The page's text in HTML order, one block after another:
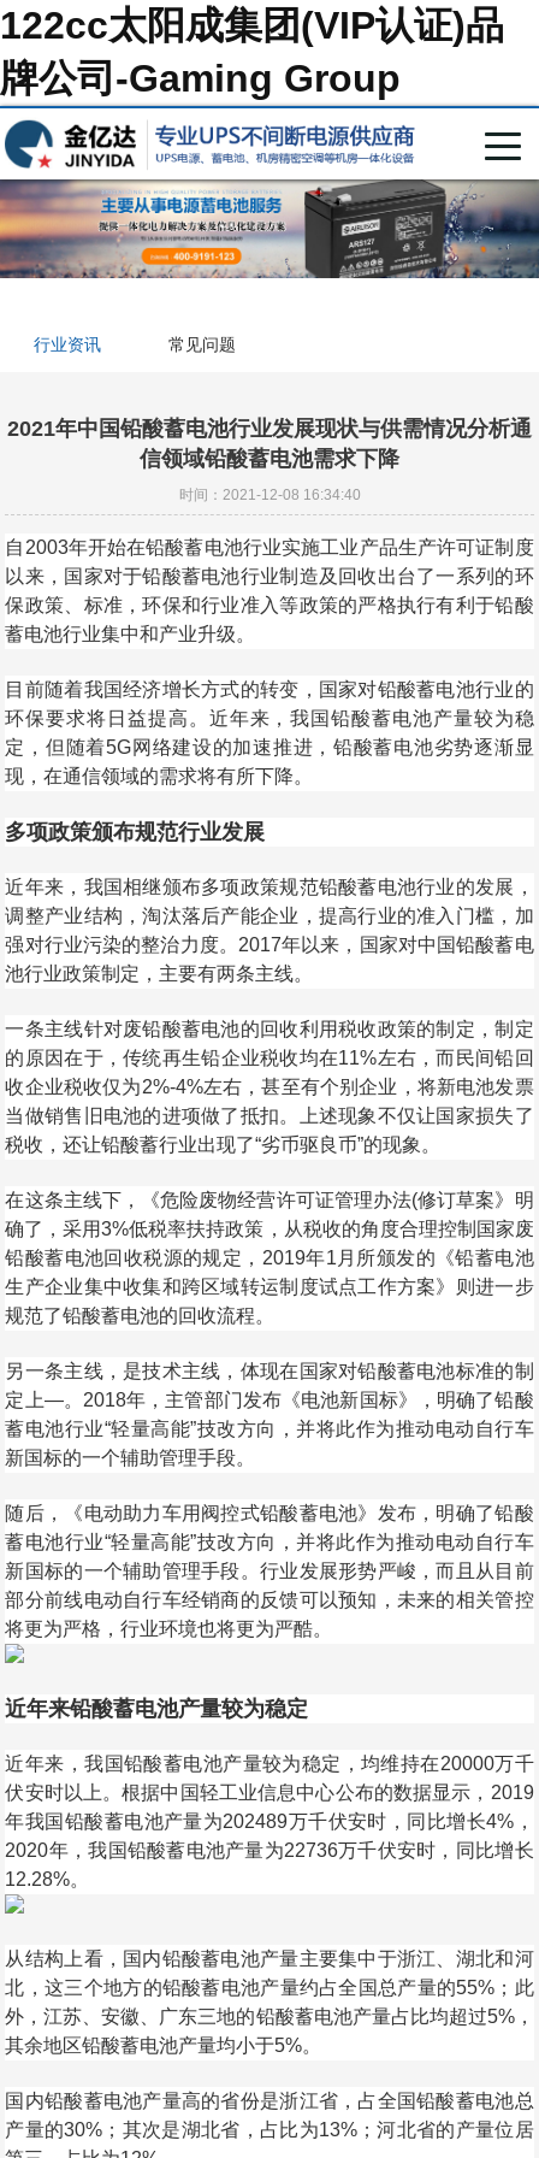
122cc太阳成集团(VIP认证)品
牌公司-Gaming Group
行业资讯 常见问题
2021年中国铅酸蓄电池行业发展现状与供需情况分析通
信领域铅酸蓄电池需求下降
时间：2021-12-08 16:34:40
自2003年开始在铅酸蓄电池行业实施工业产品生产许可证制度
以来，国家对于铅酸蓄电池行业制造及回收出台了一系列的环
保政策、标准，环保和行业准入等政策的严格执行有利于铅酸
蓄电池行业集中和产业升级。
目前随着我国经济增长方式的转变，国家对铅酸蓄电池行业的
环保要求将日益提高。近年来，我国铅酸蓄电池产量较为稳
定，但随着5G网络建设的加速推进，铅酸蓄电池劣势逐渐显
现，在通信领域的需求将有所下降。
多项政策颁布规范行业发展
近年来，我国相继颁布多项政策规范铅酸蓄电池行业的发展，
调整产业结构，淘汰落后产能企业，提高行业的准入门槛，加
强对行业污染的整治力度。2017年以来，国家对中国铅酸蓄电
池行业政策制定，主要有两条主线。
一条主线针对废铅酸蓄电池的回收利用税收政策的制定，制定
的原因在于，传统再生铅企业税收均在11%左右，而民间铅回
收企业税收仅为2%-4%左右，甚至有个别企业，将新电池发票
当做销售旧电池的进项做了抵扣。上述现象不仅让国家损失了
税收，还让铅酸蓄行业出现了“劣币驱良币”的现象。
在这条主线下，《危险废物经营许可证管理办法(修订草案》明
确了，采用3%低税率扶持政策，从税收的角度合理控制国家废
铅酸蓄电池回收税源的规定，2019年1月所颁发的《铅蓄电池
生产企业集中收集和跨区域转运制度试点工作方案》则进一步
规范了铅酸蓄电池的回收流程。
另一条主线，是技术主线，体现在国家对铅酸蓄电池标准的制
定上—。2018年，主管部门发布《电池新国标》，明确了铅酸
蓄电池行业“轻量高能”技改方向，并将此作为推动电动自行车
新国标的一个辅助管理手段。
随后，《电动助力车用阀控式铅酸蓄电池》发布，明确了铅酸
蓄电池行业“轻量高能”技改方向，并将此作为推动电动自行车
新国标的一个辅助管理手段。行业发展形势严峻，而且从目前
部分前线电动自行车经销商的反馈可以预知，未来的相关管控
将更为严格，行业环境也将更为严酷。
近年来铅酸蓄电池产量较为稳定
近年来，我国铅酸蓄电池产量较为稳定，均维持在20000万千
伏安时以上。根据中国轻工业信息中心公布的数据显示，2019
年我国铅酸蓄电池产量为202489万千伏安时，同比增长4%，
2020年，我国铅酸蓄电池产量为22736万千伏安时，同比增长
12.28%。
从结构上看，国内铅酸蓄电池产量主要集中于浙江、湖北和河
北，这三个地方的铅酸蓄电池产量约占全国总产量的55%；此
外，江苏、安徽、广东三地的铅酸蓄电池产量占比均超过5%，
其余地区铅酸蓄电池产量均小于5%。
国内铅酸蓄电池产量高的省份是浙江省，占全国铅酸蓄电池总
产量的30%；其次是湖北省，占比为13%；河北省的产量位居